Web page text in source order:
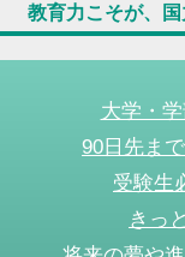
教育力こそが、国
大学・
90日先ま
受験生
きっ